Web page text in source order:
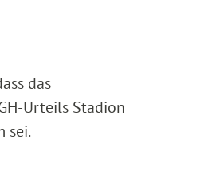
das
Urteils Stadion
sei.